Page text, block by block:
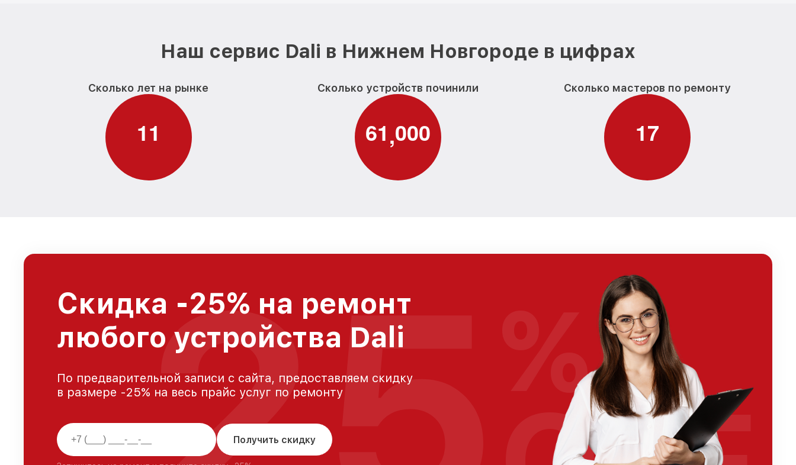
Наш сервис Dali в Нижнем Новгороде в цифрах
Сколько лет на рынке
11
Сколько устройств починили
61,000
Сколько мастеров по ремонту
17
Скидка -25% на ремонт
любого устройства Dali
По предварительной записи с сайта, предоставляем скидку
в размере -25% на весь прайс услуг по ремонту
Получить скидку
%